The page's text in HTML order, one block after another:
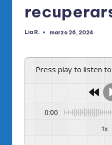
Publicado
Lia R. marzo 26, 2024
Press play to listen
0:00
1x